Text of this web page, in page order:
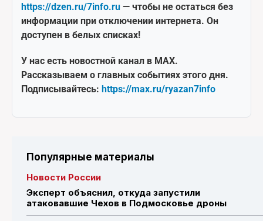
https://dzen.ru/7info.ru — чтобы не остаться без
информации при отключении интернета. Он
доступен в белых списках!
У нас есть новостной канал в MAX.
Рассказываем о главных событиях этого дня.
Подписывайтесь: https://max.ru/ryazan7info
Популярные материалы
Новости России
Эксперт объяснил, откуда запустили
атаковавшие Чехов в Подмосковье дроны